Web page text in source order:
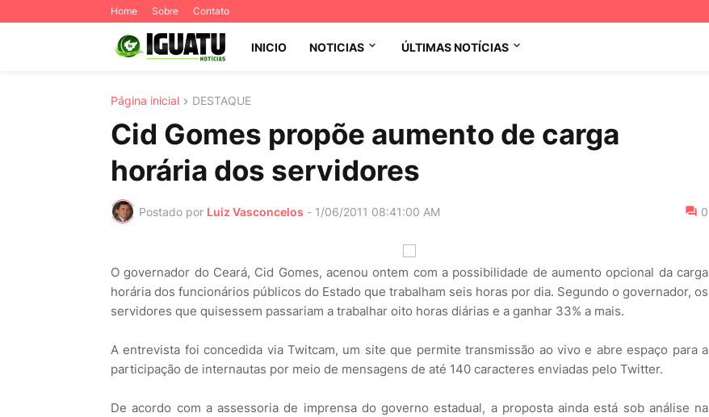
Home Sobre Contato
INICIO NOTICIAS ÚLTIMAS NOTÍCIAS
Página inicial DESTAQUE
Cid Gomes propõe aumento de carga
horária dos servidores
Postado por Luiz Vasconcelos - 1/06/2011 08:41:00 AM 0
O governador do Ceará, Cid Gomes, acenou ontem com a possibilidade de aumento opcional da carga
horária dos funcionários públicos do Estado que trabalham seis horas por dia. Segundo o governador, os
servidores que quisessem passariam a trabalhar oito horas diárias e a ganhar 33% a mais.
A entrevista foi concedida via Twitcam, um site que permite transmissão ao vivo e abre espaço para a
participação de internautas por meio de mensagens de até 140 caracteres enviadas pelo Twitter.
De acordo com a assessoria de imprensa do governo estadual, a proposta ainda está sob análise na